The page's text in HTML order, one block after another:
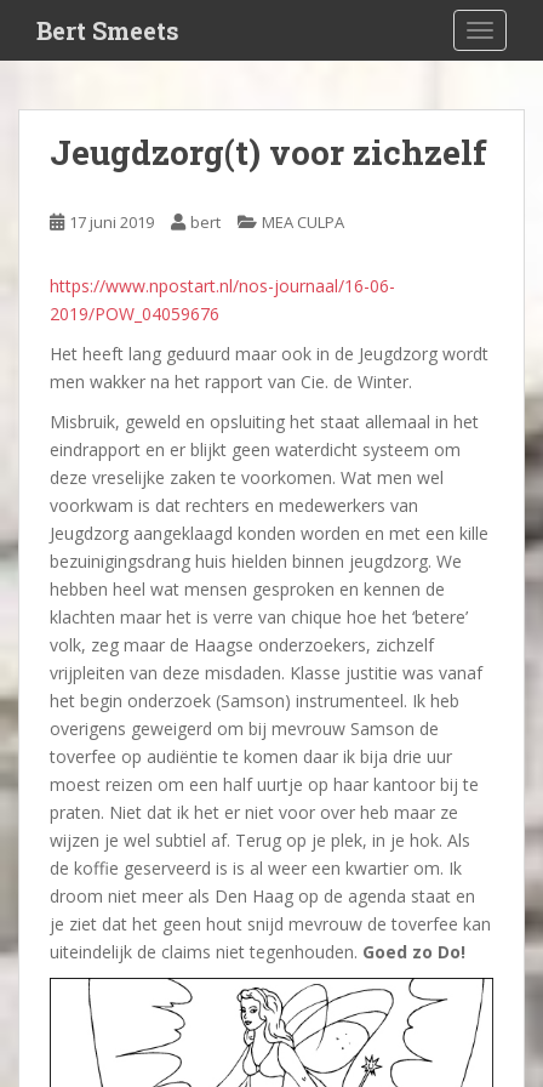
i
Bert Smeets
Jeugdzorg(t) voor zichzelf
17 juni 2019 bert MEA CULPA
https://www.npostart.nl/nos-journaal/16-06-
2019/POW_04059676
Het heeft lang geduurd maar ook in de Jeugdzorg wordt
men wakker na het rapport van Cie. de Winter.
Misbruik, geweld en opsluiting het staat allemaal in het
eindrapport en er blijkt geen waterdicht systeem om
deze vreselijke zaken te voorkomen. Wat men wel
voorkwam is dat rechters en medewerkers van
Jeugdzorg aangeklaagd konden worden en met een kille
bezuinigingsdrang huis hielden binnen jeugdzorg. We
hebben heel wat mensen gesproken en kennen de
klachten maar het is verre van chique hoe het ‘betere’
volk, zeg maar de Haagse onderzoekers, zichzelf
vrijpleiten van deze misdaden. Klasse justitie was vanaf
het begin onderzoek (Samson) instrumenteel. Ik heb
overigens geweigerd om bij mevrouw Samson de
toverfee op audiëntie te komen daar ik bija drie uur
moest reizen om een half uurtje op haar kantoor bij te
praten. Niet dat ik het er niet voor over heb maar ze
wijzen je wel subtiel af. Terug op je plek, in je hok. Als
de koffie geserveerd is is al weer een kwartier om. Ik
droom niet meer als Den Haag op de agenda staat en
je ziet dat het geen hout snijd mevrouw de toverfee kan
uiteindelijk de claims niet tegenhouden. Goed zo Do!